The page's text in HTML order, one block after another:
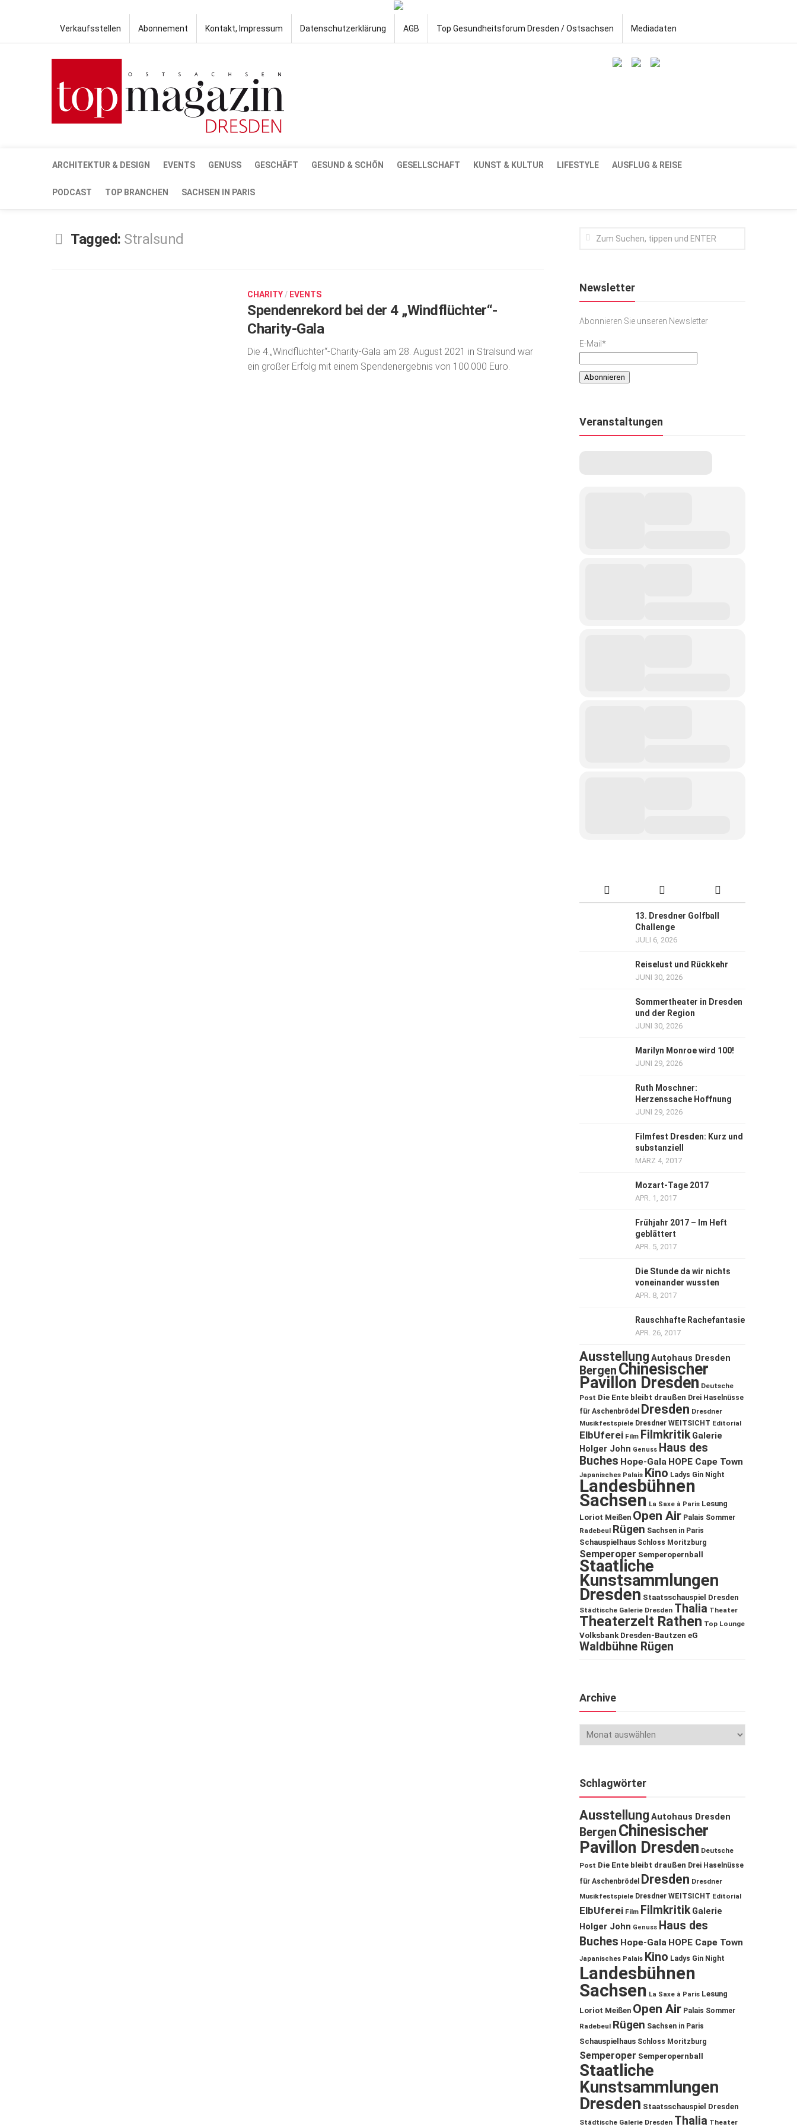
Verkaufsstellen Abonnement Kontakt, Impressum Datenschutzerklärung AGB Top Gesundheitsforum Dresden / Ostsachsen Mediadaten
ARCHITEKTUR & DESIGN EVENTS GENUSS GESCHÄFT GESUND & SCHÖN GESELLSCHAFT KUNST & KULTUR LIFESTYLE AUSFLUG & REISE
PODCAST TOP BRANCHEN SACHSEN IN PARIS
Tagged: Stralsund
CHARITY / EVENTS
Spendenrekord bei der 4 „Windflüchter“-
Charity-Gala
Die 4.„Windflüchter“-Charity-Gala am 28. August 2021 in Stralsund war
ein großer Erfolg mit einem Spendenergebnis von 100.000 Euro.
Newsletter
Abonnieren Sie unseren Newsletter
E-Mail*
Veranstaltungen
13. Dresdner Golfball
Challenge
JULI 6, 2026
Reiselust und Rückkehr
JUNI 30, 2026
Sommertheater in Dresden
und der Region
JUNI 30, 2026
Marilyn Monroe wird 100!
JUNI 29, 2026
Ruth Moschner:
Herzenssache Hoffnung
JUNI 29, 2026
Filmfest Dresden: Kurz und
substanziell
MÄRZ 4, 2017
Mozart-Tage 2017
APR. 1, 2017
Frühjahr 2017 – Im Heft
geblättert
APR. 5, 2017
Die Stunde da wir nichts
voneinander wussten
APR. 8, 2017
Rauschhafte Rachefantasie
APR. 26, 2017
Ausstellung Autohaus Dresden
Bergen Chinesischer
Pavillon Dresden Deutsche
Post Die Ente bleibt draußen Drei Haselnüsse
für Aschenbrödel
Dresden Dresdner
Musikfestspiele Dresdner WEITSICHT Editorial
ElbUferei Film Filmkritik Galerie
Holger John Genuss Haus des
Buches Hope-Gala HOPE Cape Town
Japanisches Palais Kino Ladys Gin Night
Landesbühnen
Sachsen La Saxe à Paris Lesung
Loriot Meißen Open Air Palais Sommer
Radebeul Rügen Sachsen in Paris
Schauspielhaus Schloss Moritzburg
Semperoper Semperopernball
Staatliche
Kunstsammlungen
Dresden Staatsschauspiel Dresden
Städtische Galerie Dresden Thalia Theater
Theaterzelt Rathen Top Lounge
Volksbank Dresden-Bautzen eG
Waldbühne Rügen
Archive
Schlagwörter
Ausstellung Autohaus Dresden
Bergen Chinesischer
Pavillon Dresden Deutsche
Post Die Ente bleibt draußen Drei Haselnüsse
für Aschenbrödel
Dresden Dresdner
Musikfestspiele Dresdner WEITSICHT Editorial
ElbUferei Film Filmkritik Galerie
Holger John Genuss Haus des
Buches Hope-Gala HOPE Cape Town
Japanisches Palais Kino Ladys Gin Night
Landesbühnen
Sachsen La Saxe à Paris Lesung
Loriot Meißen Open Air Palais Sommer
Radebeul Rügen Sachsen in Paris
Schauspielhaus Schloss Moritzburg
Semperoper Semperopernball
Staatliche
Kunstsammlungen
Dresden Staatsschauspiel Dresden
Städtische Galerie Dresden Thalia Theater